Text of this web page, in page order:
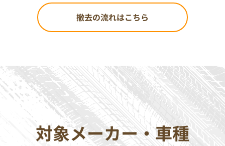
撤去の流れはこちら
対象メーカー・車種